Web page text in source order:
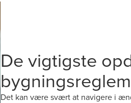
De vigtigste
Det kan være svært at navigere i